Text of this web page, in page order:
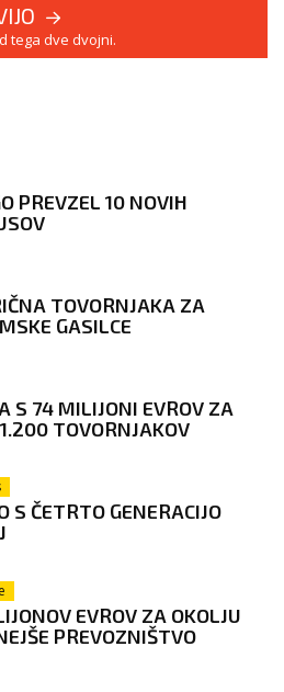
tega dve dvojni.
PREVZEL 10 NOVIH
TOVORNJAKA ZA
GASILCE
S 74 MILIJONI EVROV ZA
TOVORNJAKOV
S ČETRTO GENERACIJO
EVROV ZA OKOLJU
PREVOZNIŠTVO